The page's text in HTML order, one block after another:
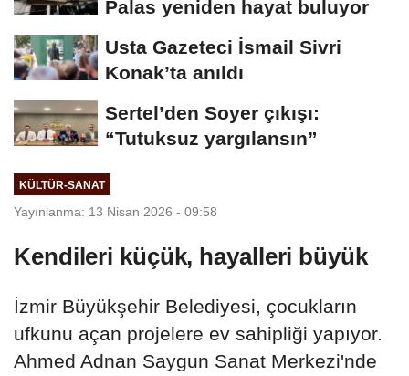
Palas yeniden hayat buluyor
Usta Gazeteci İsmail Sivri
Konak’ta anıldı
Sertel’den Soyer çıkışı:
“Tutuksuz yargılansın”
KÜLTÜR-SANAT
Yayınlanma: 13 Nisan 2026 - 09:58
Kendileri küçük, hayalleri büyük
İzmir Büyükşehir Belediyesi, çocukların
ufkunu açan projelere ev sahipliği yapıyor.
Ahmed Adnan Saygun Sanat Merkezi'nde